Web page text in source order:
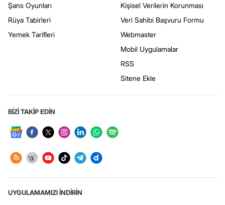
Şans Oyunları
Rüya Tabirleri
Yemek Tarifleri
Kişisel Verilerin Korunması
Veri Sahibi Başvuru Formu
Webmaster
Mobil Uygulamalar
RSS
Sitene Ekle
BİZİ TAKİP EDİN
UYGULAMAMIZI İNDİRİN